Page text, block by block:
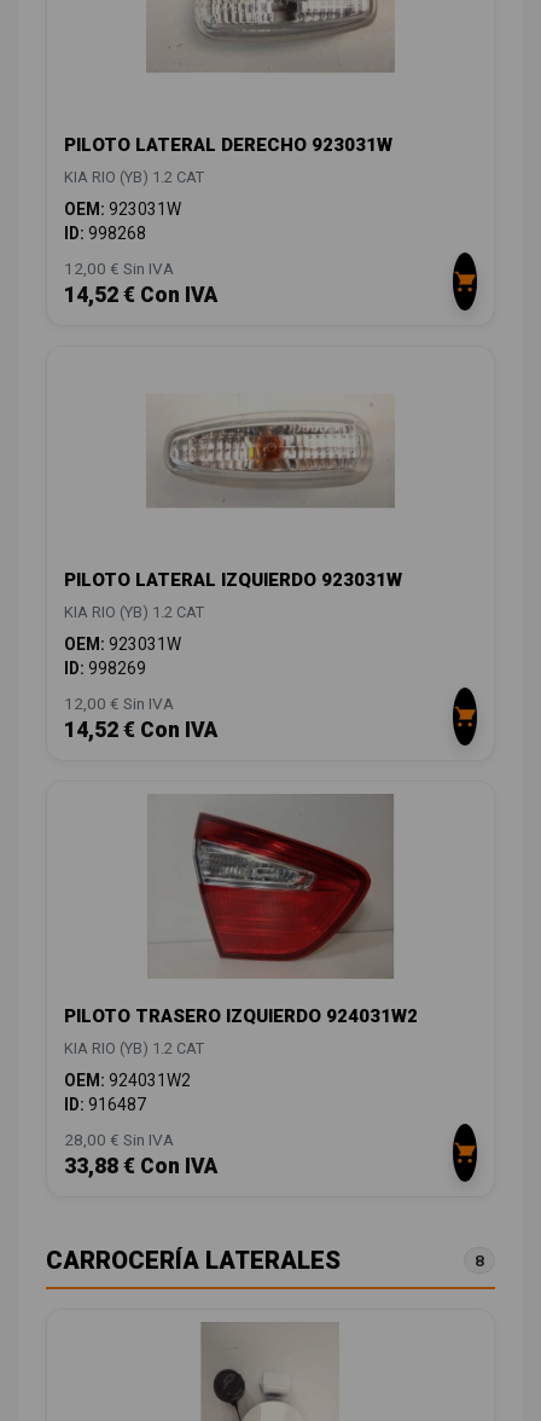
PILOTO LATERAL DERECHO 923031W
KIA RIO (YB) 1.2 CAT
OEM: 923031W
ID: 998268
12,00 € Sin IVA
14,52 € Con IVA
PILOTO LATERAL IZQUIERDO 923031W
KIA RIO (YB) 1.2 CAT
OEM: 923031W
ID: 998269
12,00 € Sin IVA
14,52 € Con IVA
PILOTO TRASERO IZQUIERDO 924031W2
KIA RIO (YB) 1.2 CAT
OEM: 924031W2
ID: 916487
28,00 € Sin IVA
33,88 € Con IVA
CARROCERÍA LATERALES 8